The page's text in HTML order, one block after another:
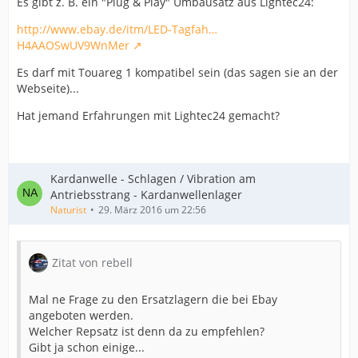
http://www.ebay.de/itm/LED-Tagfah…
H4AAOSwUV9WnMer
Es darf mit Touareg 1 kompatibel sein (das sagen sie an der
Webseite)...
Hat jemand Erfahrungen mit Lightec24 gemacht?
Kardanwelle - Schlagen / Vibration am
Antriebsstrang - Kardanwellenlager
Naturist 29. März 2016 um 22:56
Zitat von rebell
Mal ne Frage zu den Ersatzlagern die bei Ebay
angeboten werden.
Welcher Repsatz ist denn da zu empfehlen?
Gibt ja schon einige...